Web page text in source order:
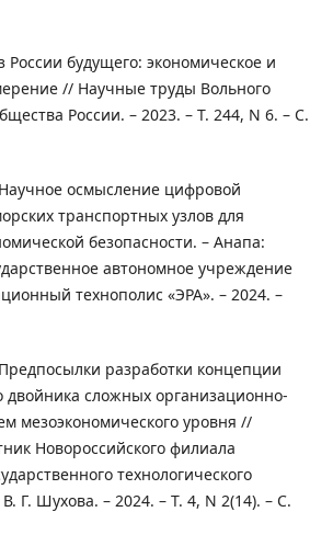
будущего: экономическое и
// Научные труды Вольного
России. – 2023. – Т. 244, N 6. – С.
осмысление цифровой
транспортных узлов для
безопасности. – Анапа:
автономное учреждение
технополис «ЭРА». – 2024. –
разработки концепции
двойника сложных организационно-
мезоэкономического уровня //
Новороссийского филиала
технологического
Г. Шухова. – 2024. – Т. 4, N 2(14). – С.